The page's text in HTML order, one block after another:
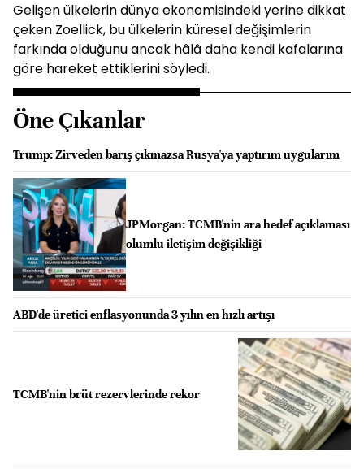
Gelişen ülkelerin dünya ekonomisindeki yerine dikkat
çeken Zoellick, bu ülkelerin küresel değişimlerin
farkında olduğunu ancak hâlâ daha kendi kafalarına
göre hareket ettiklerini söyledi.
Öne Çıkanlar
Trump: Zirveden barış çıkmazsa Rusya'ya yaptırım uygularım
JPMorgan: TCMB'nin ara hedef açıklaması
olumlu iletişim değişikliği
ABD'de üretici enflasyonunda 3 yılın en hızlı artışı
TCMB'nin brüt rezervlerinde rekor